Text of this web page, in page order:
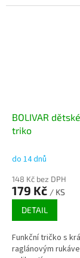
BOLIVAR
triko
do 14 dnů
148 Kč bez DPH
179 Kč / KS
DETAIL
Funkční tričko s
raglánovým